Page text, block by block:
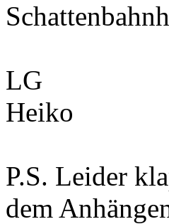
LG
Heiko
P.S. Leider
dem